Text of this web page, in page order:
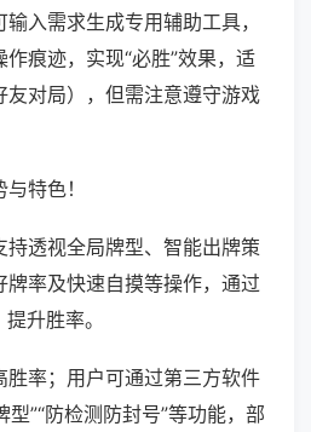
入需求生成专用辅助工具，
痕迹，实现“必胜”效果，适
友对局），但需注意遵守游戏
特色！
透视全局牌型、智能出牌策
牌率及快速自摸等操作，通过
升胜率。
胜率；用户可通过第三方软件
型”“防检测防封号”等功能，部